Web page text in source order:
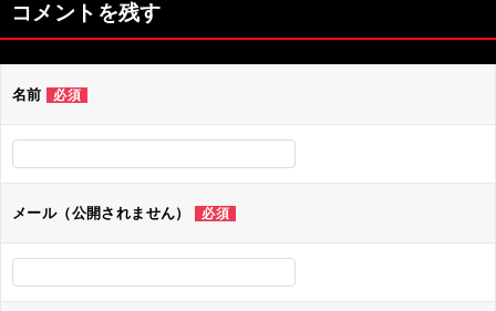
ビ
ゲ
ー
シ
ョ
ン
コメントを残す
名前 必須
メール（公開されません） 必須